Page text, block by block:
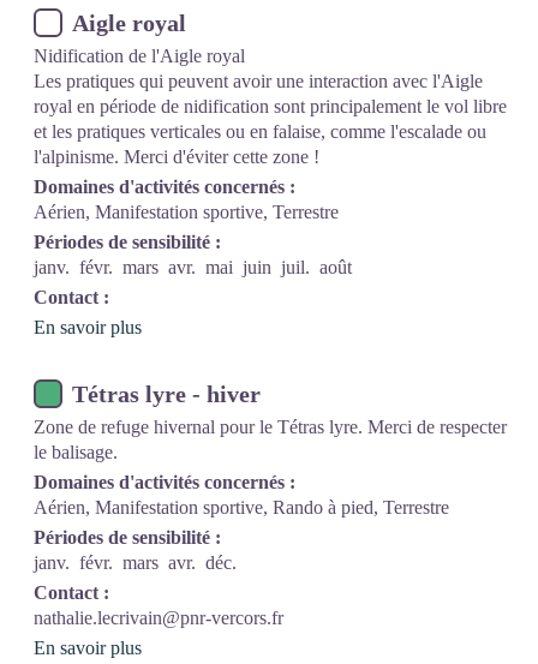
Aigle royal
Nidification de l'Aigle royal
Les pratiques qui peuvent avoir une interaction avec l'Aigle
royal en période de nidification sont principalement le vol libre
et les pratiques verticales ou en falaise, comme l'escalade ou
l'alpinisme. Merci d'éviter cette zone !
Domaines d'activités concernés :
Aérien, Manifestation sportive, Terrestre
Périodes de sensibilité :
janv. févr. mars avr. mai juin juil. août
Contact :
En savoir plus
Tétras lyre - hiver
Zone de refuge hivernal pour le Tétras lyre. Merci de respecter
le balisage.
Domaines d'activités concernés :
Aérien, Manifestation sportive, Rando à pied, Terrestre
Périodes de sensibilité :
janv. févr. mars avr. déc.
Contact :
nathalie.lecrivain@pnr-vercors.fr
En savoir plus